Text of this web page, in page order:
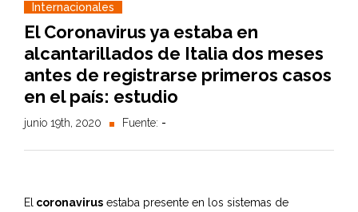
Internacionales
El Coronavirus ya estaba en
alcantarillados de Italia dos meses
antes de registrarse primeros casos
en el país: estudio
junio 19th, 2020 Fuente: -
El coronavirus estaba presente en los sistemas de